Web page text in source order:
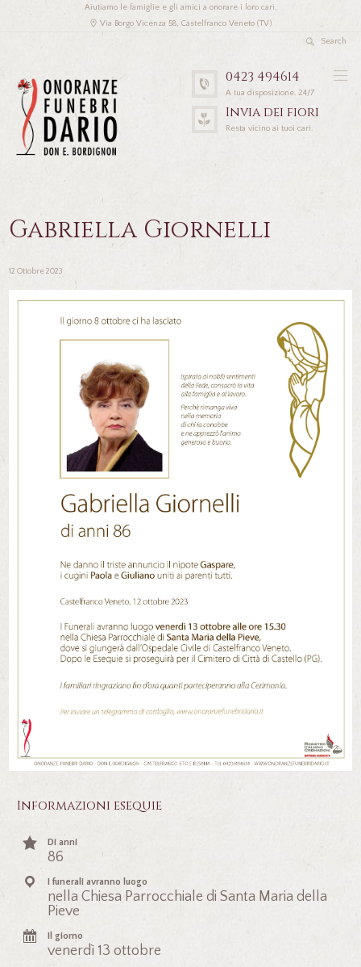
Aiutiamo le famiglie e gli amici a onorare i loro cari.
Via Borgo Vicenza 58, Castelfranco Veneto (TV)
0423 494614
A tua disposizione. 24/7
Invia dei fiori
Resta vicino ai tuoi cari.
Gabriella Giornelli
12 Ottobre 2023
Informazioni esequie
Di anni
86
I funerali avranno luogo
nella Chiesa Parrocchiale di Santa Maria della
Pieve
Il giorno
venerdì 13 ottobre